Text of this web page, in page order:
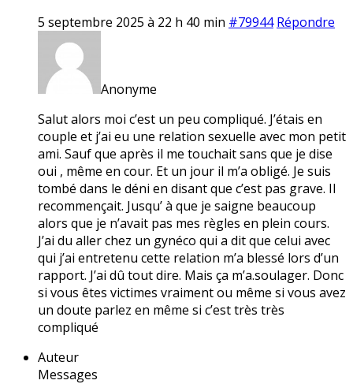
5 septembre 2025 à 22 h 40 min #79944 Répondre
Anonyme
Salut alors moi c’est un peu compliqué. J’étais en
couple et j’ai eu une relation sexuelle avec mon petit
ami. Sauf que après il me touchait sans que je dise
oui , même en cour. Et un jour il m’a obligé. Je suis
tombé dans le déni en disant que c’est pas grave. Il
recommençait. Jusqu’ à que je saigne beaucoup
alors que je n’avait pas mes règles en plein cours.
J’ai du aller chez un gynéco qui a dit que celui avec
qui j’ai entretenu cette relation m’a blessé lors d’un
rapport. J’ai dû tout dire. Mais ça m’a.soulager. Donc
si vous êtes victimes vraiment ou même si vous avez
un doute parlez en même si c’est très très
compliqué
Auteur
Messages